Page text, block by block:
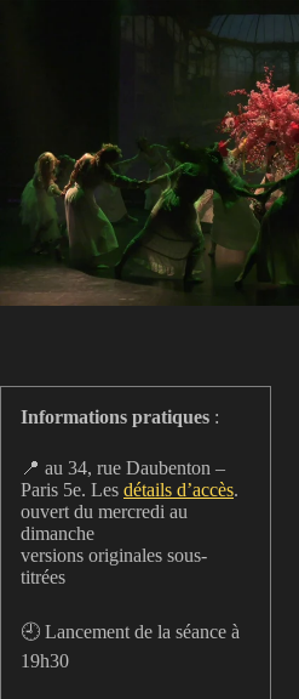
Informations pratiques :
📍 au 34, rue Daubenton –
Paris 5e. Les détails d’accès.
ouvert du mercredi au
dimanche
versions originales sous-
titrées
🕘 Lancement de la séance à
19h30